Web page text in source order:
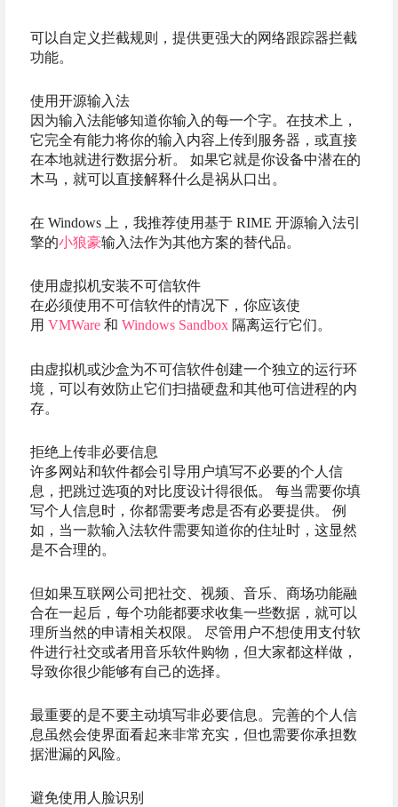
可以自定义拦截规则，提供更强大的网络跟踪器拦截
功能。
使用开源输入法
因为输入法能够知道你输入的每一个字。在技术上，
它完全有能力将你的输入内容上传到服务器，或直接
在本地就进行数据分析。 如果它就是你设备中潜在的
木马，就可以直接解释什么是祸从口出。
在 Windows 上，我推荐使用基于 RIME 开源输入法引
擎的小狼豪输入法作为其他方案的替代品。
使用虚拟机安装不可信软件
在必须使用不可信软件的情况下，你应该使
用 VMWare 和 Windows Sandbox 隔离运行它们。
由虚拟机或沙盒为不可信软件创建一个独立的运行环
境，可以有效防止它们扫描硬盘和其他可信进程的内
存。
拒绝上传非必要信息
许多网站和软件都会引导用户填写不必要的个人信
息，把跳过选项的对比度设计得很低。 每当需要你填
写个人信息时，你都需要考虑是否有必要提供。 例
如，当一款输入法软件需要知道你的住址时，这显然
是不合理的。
但如果互联网公司把社交、视频、音乐、商场功能融
合在一起后，每个功能都要求收集一些数据，就可以
理所当然的申请相关权限。 尽管用户不想使用支付软
件进行社交或者用音乐软件购物，但大家都这样做，
导致你很少能够有自己的选择。
最重要的是不要主动填写非必要信息。完善的个人信
息虽然会使界面看起来非常充实，但也需要你承担数
据泄漏的风险。
避免使用人脸识别